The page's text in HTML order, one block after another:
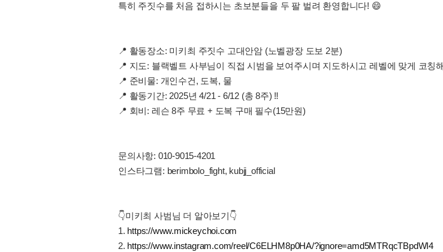
특히 주짓수를 처음 접하시는 초보분들을 두 팔 벌려 환영합니다! 😄
📍 활동장소: 미키최 주짓수 고대안암 (노벨광장 도보 2분)
📍 지도: 블랙벨트 사부님이 직접 시범을 보여주시며 지도하시고 레벨에 맞게 코칭
📍 준비물: 개인수건, 도복, 물
📍 활동기간: 2025년 4/21 - 6/12 (총 8주) ‼️
📍 회비: 레슨 8주 무료 + 도복 구매 필수(15만원)
문의사항: 010-9015-4201
인스타그램: berimbolo_fight, kubjj_official
👇미키최 사범님 더 알아보기👇
1. https://www.mickeychoi.com
2. https://www.instagram.com/reel/C6ELHM8p0HA/?ignore=amd5MTRqcTBpdWI4